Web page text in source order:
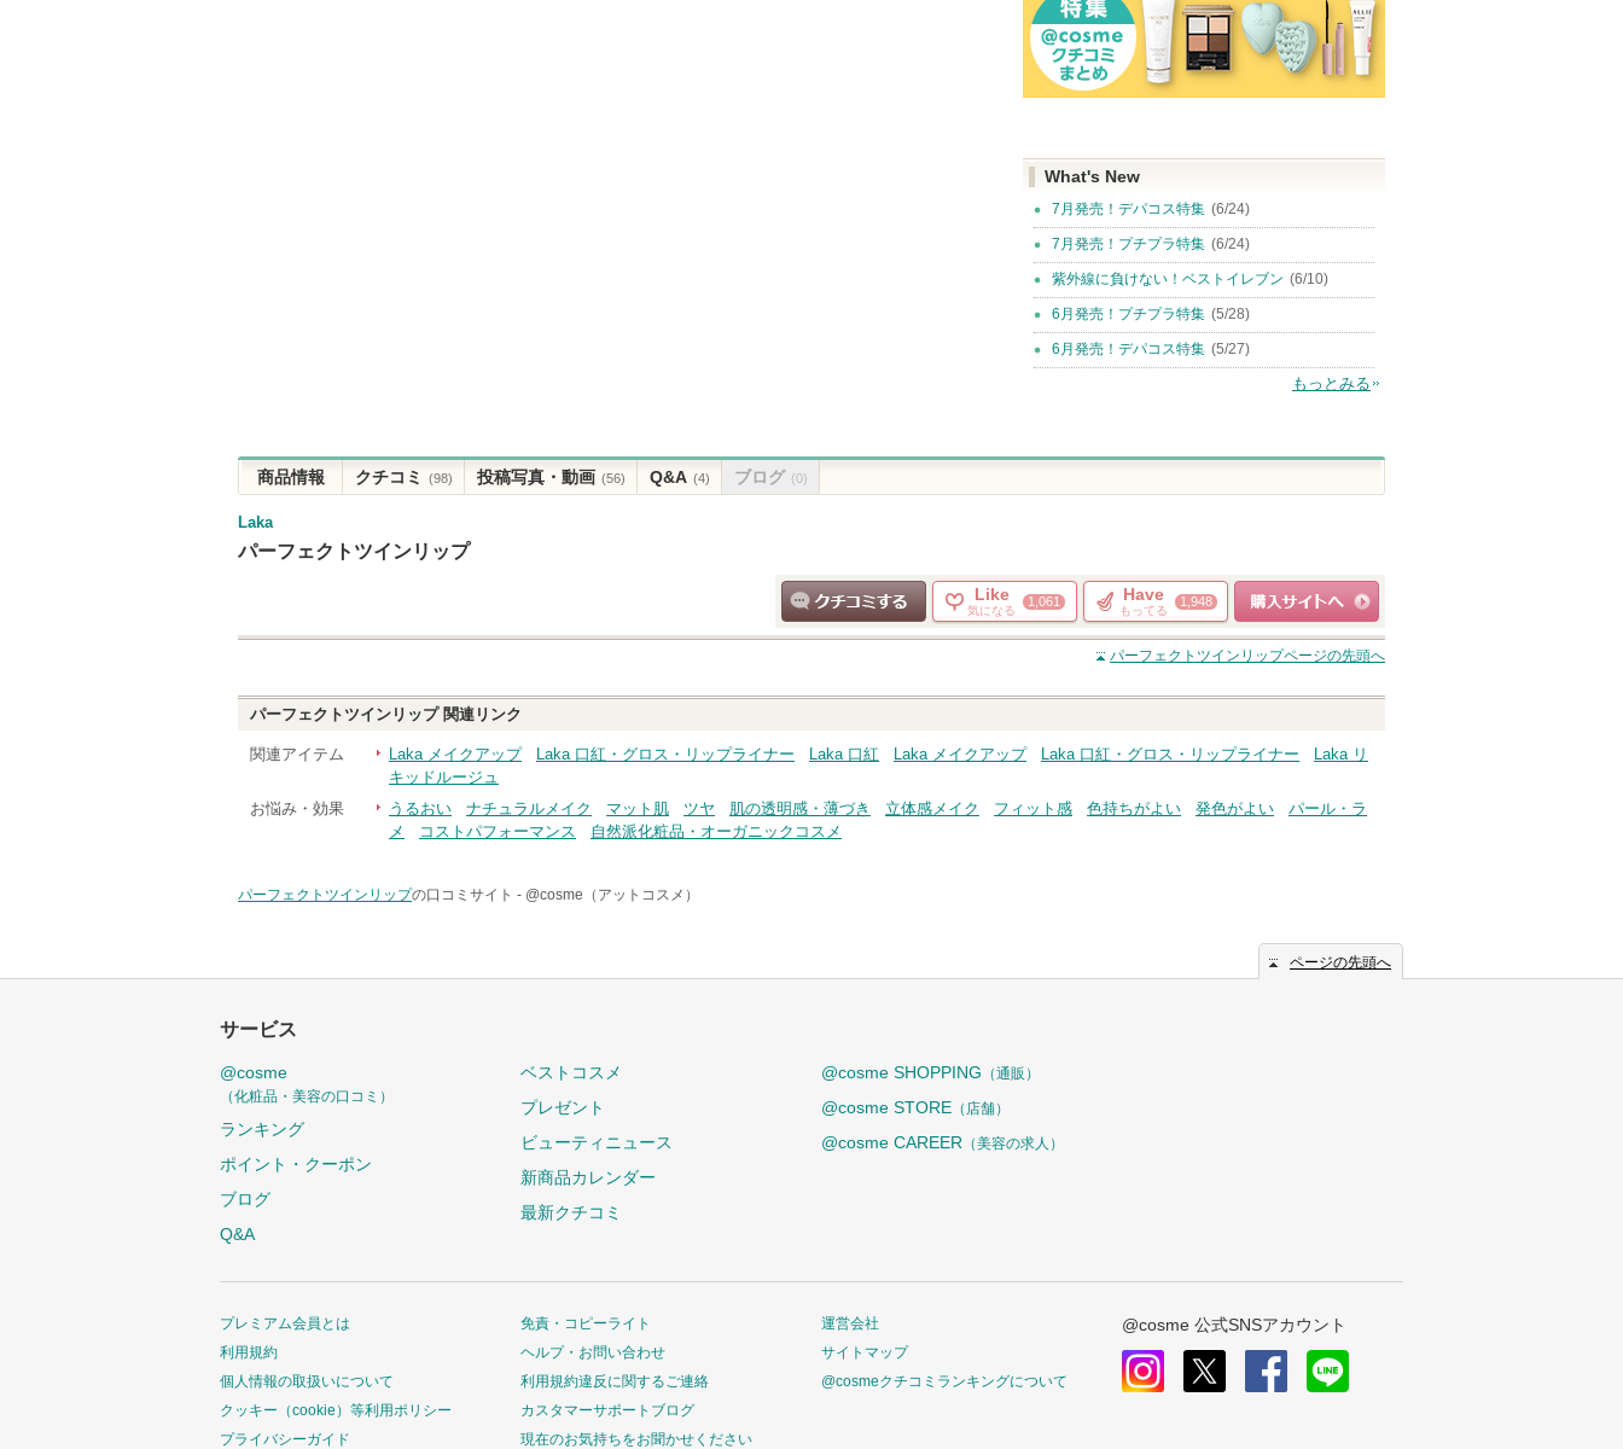
What's New
7月発売！デパコス特集 (6/24)
7月発売！プチプラ特集 (6/24)
紫外線に負けない！ベストイレブン (6/10)
6月発売！プチプラ特集 (5/28)
6月発売！デパコス特集 (5/27)
もっとみる
商品情報 クチコミ (98) 投稿写真・動画 (56) Q&A (4) ブログ (0)
Laka
パーフェクトツインリップ
クチコミする
Like
気になる
1,061 Have
もってる
1,948
ショッピングサイト
へ
パーフェクトツインリップページの先頭へ
パーフェクトツインリップ関連リンク
関連アイテム Laka メイクアップ Laka 口紅・グロス・リップライナー Laka 口紅 Laka メイクアップ Laka 口紅・グロス・リップライナー
Laka リ
キッドルージュ
お悩み・効果
うるおい ナチュラルメイク マット肌 ツヤ 肌の透明感・薄づき 立体感メイク フィット感 色持ちがよい 発色がよい
パール・ラ
メ
コストパフォーマンス 自然派化粧品・オーガニックコスメ
パーフェクトツインリップの口コミサイト - @cosme（アットコスメ）
ページの先頭へ
サービス
@cosme
（化粧品・美容の口コミ）
ランキング
ポイント・クーポン
ブログ
Q&A
ベストコスメ
プレゼント
ビューティニュース
新商品カレンダー
最新クチコミ
@cosme SHOPPING （通販）
@cosme STORE （店舗）
@cosme CAREER （美容の求人）
プレミアム会員とは
利用規約
個人情報の取扱いについて
クッキー（cookie）等利用ポリシー
プライバシーガイド
免責・コピーライト
ヘルプ・お問い合わせ
利用規約違反に関するご連絡
カスタマーサポートブログ
現在のお気持ちをお聞かせください
運営会社
サイトマップ
@cosmeクチコミランキングについて
@cosme 公式SNSアカウント